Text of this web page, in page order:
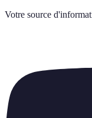
Votre source